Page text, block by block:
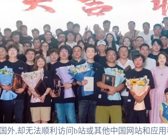
外,却无法顺利访问b站或其他中国网站和应